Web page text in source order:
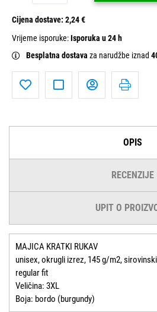
Cijena dostave: 2,24 €
Vrijeme isporuke:Isporuka u 24 h
Besplatna dostava za narudžbe iznad
OPIS
RECENZIJE
UPIT O
MAJICA KRATKI RUKAV
unisex, okrugli izrez, 145 g/m2,
regular fit
Veličina: 3XL
Boja: bordo (burgundy)